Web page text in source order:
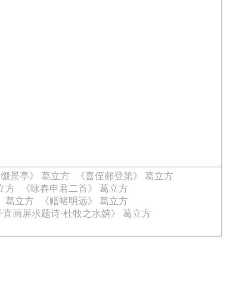
缀景亭》 葛立方
《喜侄郯登第》 葛立方
方
《咏春申君二首》 葛立方
葛立方
《赠褚明远》 葛立方
直画屏求题诗·杜牧之水嬉》 葛立方